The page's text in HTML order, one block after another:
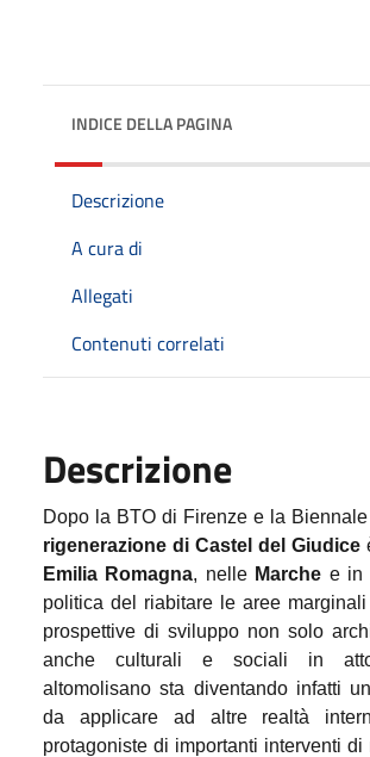
INDICE DELLA PAGINA
Descrizione
A cura di
Allegati
Contenuti correlati
Descrizione
Dopo la BTO di Firenze e la
rigenerazione di Castel del Giudice
Emilia Romagna, nelle Marche e in
politica del riabitare le aree
prospettive di sviluppo non solo
anche culturali e sociali in
altomolisano sta diventando infatti un
da applicare ad altre realtà
protagoniste di importanti interventi di